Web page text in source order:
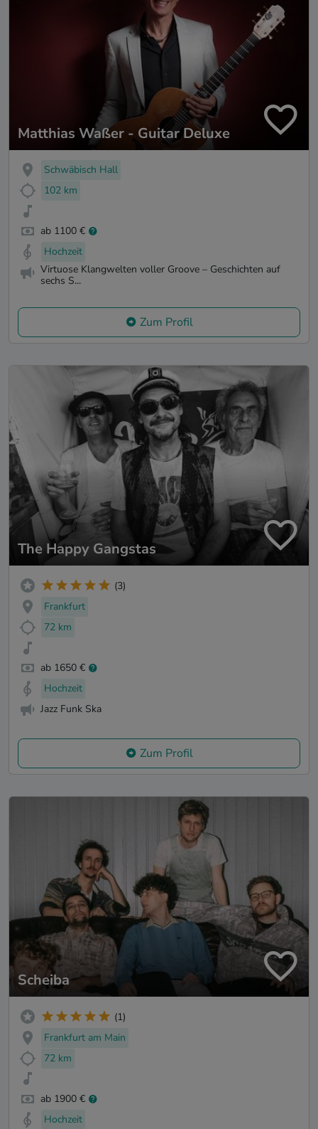
Matthias Waßer - Guitar Deluxe
Schwäbisch Hall
102 km
ab 1100 €
Hochzeit
Virtuose Klangwelten voller Groove – Geschichten auf
sechs S...
Zum Profil
The Happy Gangstas
(3)
Frankfurt
72 km
ab 1650 €
Hochzeit
Jazz Funk Ska
Zum Profil
Scheiba
(1)
Frankfurt am Main
72 km
ab 1900 €
Hochzeit